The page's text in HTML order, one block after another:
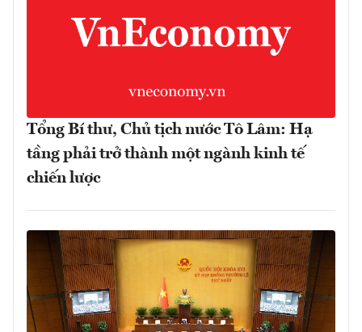
Tổng Bí thư, Chủ tịch nước Tô Lâm: Hạ
tầng phải trở thành một ngành kinh tế
chiến lược